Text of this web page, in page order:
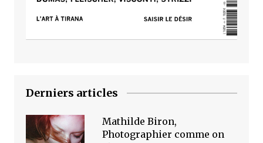
Derniers articles
Mathilde Biron,
Photographier comme on